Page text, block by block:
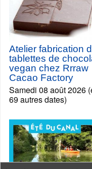
Atelier fabrication
tablettes de
vegan chez Rrraw
Cacao Factory
Samedi 08 août 2026
69 autres dates)